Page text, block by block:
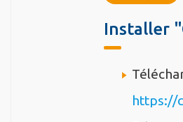
titre
Installer
Texte
https://